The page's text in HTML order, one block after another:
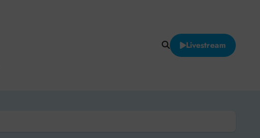
Livestream